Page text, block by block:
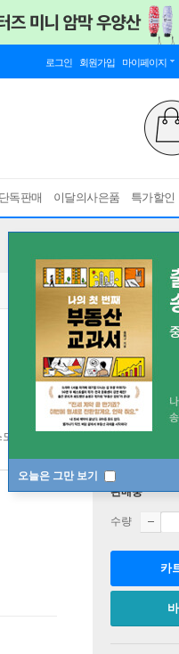
로그인 회원가입 마이페이지
독판매 이달의사은품 특가할인
오늘은 그만 보기
쿠/두뇌운동 74위
판매중
수량
카